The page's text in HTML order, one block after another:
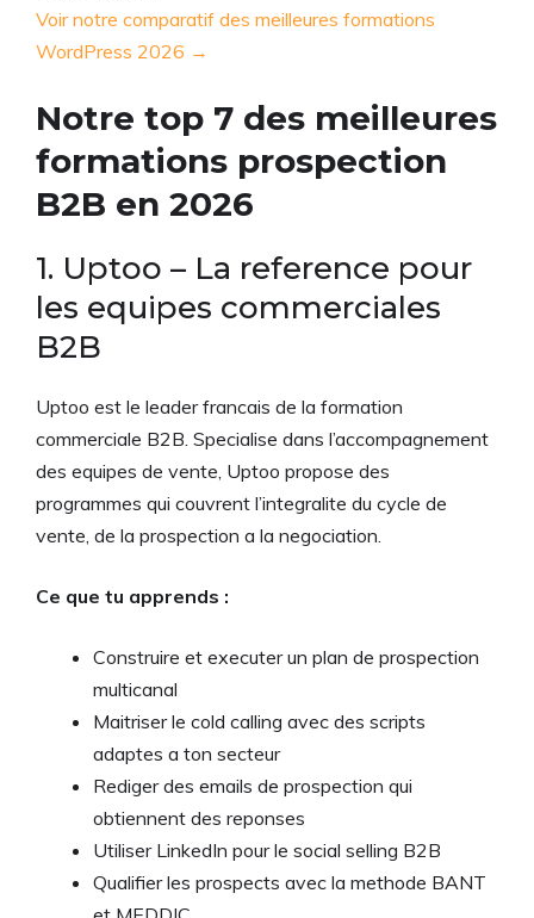
Voir notre comparatif des meilleures formations
WordPress 2026 →
Notre top 7 des meilleures
formations prospection
B2B en 2026
1. Uptoo – La reference pour
les equipes commerciales
B2B
Uptoo est le leader francais de la formation
commerciale B2B. Specialise dans l’accompagnement
des equipes de vente, Uptoo propose des
programmes qui couvrent l’integralite du cycle de
vente, de la prospection a la negociation.
Ce que tu apprends :
Construire et executer un plan de prospection
multicanal
Maitriser le cold calling avec des scripts
adaptes a ton secteur
Rediger des emails de prospection qui
obtiennent des reponses
Utiliser LinkedIn pour le social selling B2B
Qualifier les prospects avec la methode BANT